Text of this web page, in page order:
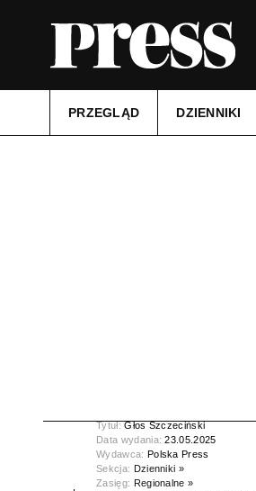
PRZEGLĄD DZIENNIKI
Tytuł:Głos Szczeciński
Data wydania:23.05.2025
Wydawca: Polska Press
Sekcja: Dzienniki »
Zasięg: Regionalne »